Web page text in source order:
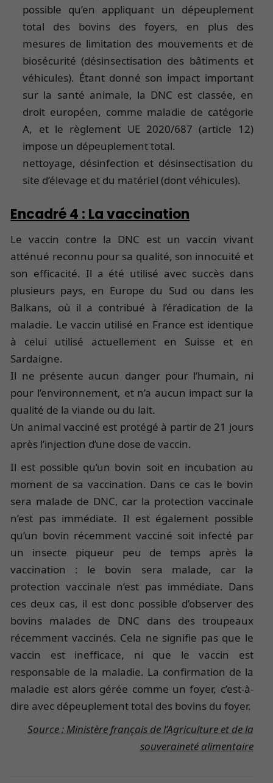
possible qu’en appliquant un dépeuplement
total des bovins des foyers, en plus des
mesures de limitation des mouvements et de
biosécurité (désinsectisation des bâtiments et
véhicules). Étant donné son impact important
sur la santé animale, la DNC est classée, en
droit européen, comme maladie de catégorie
A, et le règlement UE 2020/687 (article 12)
impose un dépeuplement total.
nettoyage, désinfection et désinsectisation du
site d’élevage et du matériel (dont véhicules).
Encadré 4 : La vaccination
Le vaccin contre la DNC est un vaccin vivant
atténué reconnu pour sa qualité, son innocuité et
son efficacité. Il a été utilisé avec succès dans
plusieurs pays, en Europe du Sud ou dans les
Balkans, où il a contribué à l’éradication de la
maladie. Le vaccin utilisé en France est identique
à celui utilisé actuellement en Suisse et en
Sardaigne.
Il ne présente aucun danger pour l’humain, ni
pour l’environnement, et n’a aucun impact sur la
qualité de la viande ou du lait.
Un animal vacciné est protégé à partir de 21 jours
après l’injection d’une dose de vaccin.
Il est possible qu’un bovin soit en incubation au
moment de sa vaccination. Dans ce cas le bovin
sera malade de DNC, car la protection vaccinale
n’est pas immédiate. Il est également possible
qu’un bovin récemment vacciné soit infecté par
un insecte piqueur peu de temps après la
vaccination : le bovin sera malade, car la
protection vaccinale n’est pas immédiate. Dans
ces deux cas, il est donc possible d’observer des
bovins malades de DNC dans des troupeaux
récemment vaccinés. Cela ne signifie pas que le
vaccin est inefficace, ni que le vaccin est
responsable de la maladie. La confirmation de la
maladie est alors gérée comme un foyer, c’est-à-
dire avec dépeuplement total des bovins du foyer.
Source : Ministère français de l’Agriculture et de la
souveraineté alimentaire